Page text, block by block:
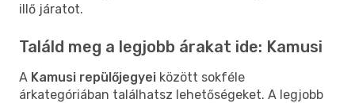
illő járatot.
Találd meg a legjobb árakat ide: Kamusi
A Kamusi repülőjegyei között sokféle
árkategóriában találhatsz lehetőségeket. A legjobb